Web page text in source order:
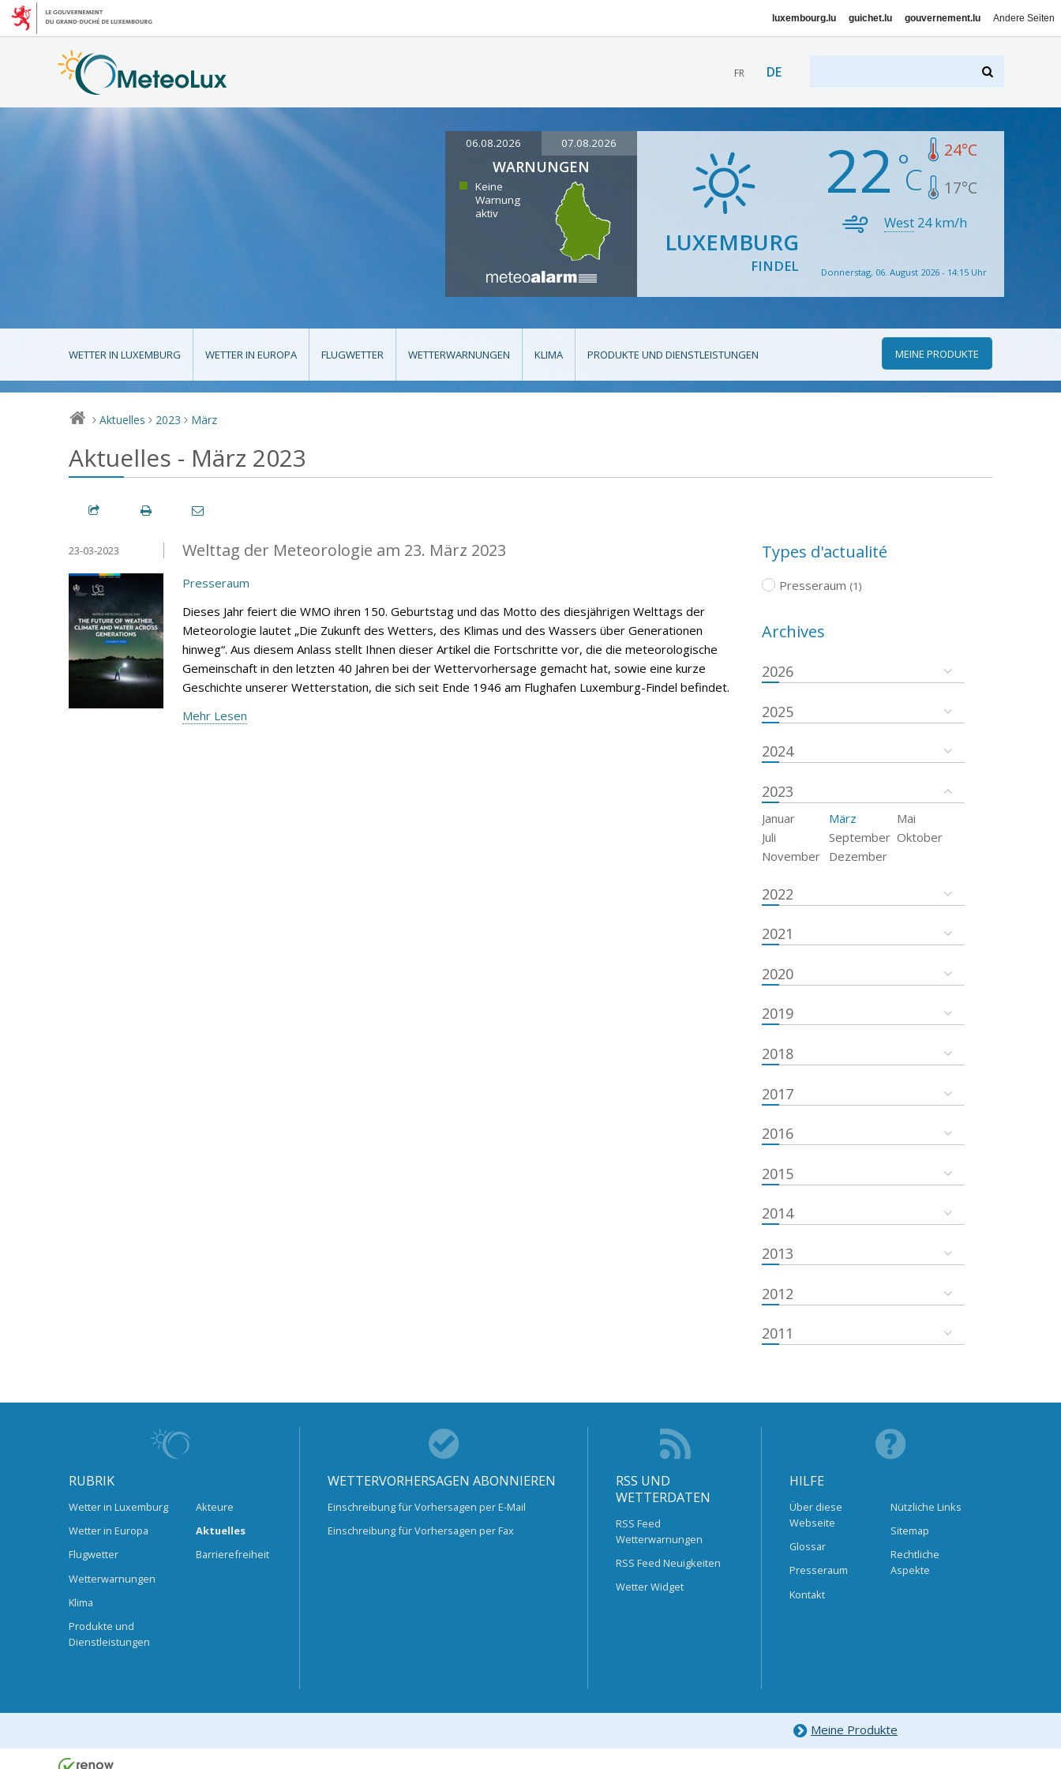
luxembourg.lu guichet.lu gouvernement.lu Andere Seiten
FR DE
06.08.2026 07.08.2026
WARNUNGEN
Keine
Warnung
aktiv
LUXEMBURG
FINDEL
22 24°C
17°C
West 24km/h
Donnerstag, 06. August 2026 - 14:15 Uhr
WETTER IN LUXEMBURG WETTER IN EUROPA FLUGWETTER WETTERWARNUNGEN KLIMA PRODUKTE UND DIENSTLEISTUNGEN MEINE PRODUKTE
> Aktuelles > 2023 > März
Aktuelles - März 2023
Welttag der Meteorologie am 23. März 2023
23-03-2023
Presseraum
Dieses Jahr feiert die WMO ihren 150. Geburtstag und das Motto des diesjährigen Welttags der
Meteorologie lautet „Die Zukunft des Wetters, des Klimas und des Wassers über Generationen
hinweg“. Aus diesem Anlass stellt Ihnen dieser Artikel die Fortschritte vor, die die meteorologische
Gemeinschaft in den letzten 40 Jahren bei der Wettervorhersage gemacht hat, sowie eine kurze
Geschichte unserer Wetterstation, die sich seit Ende 1946 am Flughafen Luxemburg-Findel befindet.
Mehr Lesen
Types d'actualité
Presseraum (1)
Archives
2026
2025
2024
2023
Januar März
Mai
Juli
September Oktober
November
Dezember
2022
2021
2020
2019
2018
2017
2016
2015
2014
2013
2012
2011
RUBRIK
Wetter in Luxemburg
Wetter in Europa
Flugwetter
Wetterwarnungen
Klima
Produkte und
Dienstleistungen
Akteure
Aktuelles
Barrierefreiheit
WETTERVORHERSAGEN ABONNIEREN
Einschreibung für Vorhersagen per E-Mail
Einschreibung für Vorhersagen per Fax
RSS UND
WETTERDATEN
RSS Feed
Wetterwarnungen
RSS Feed Neuigkeiten
Wetter Widget
HILFE
Über diese
Webseite
Glossar
Presseraum
Kontakt
Nützliche Links
Sitemap
Rechtliche
Aspekte
Meine Produkte